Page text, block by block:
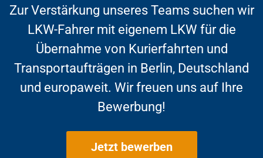
Zur Verstärkung unseres Teams suchen wir
LKW-Fahrer mit eigenem LKW für die
Übernahme von Kurierfahrten und
Transportaufträgen in Berlin, Deutschland
und europaweit. Wir freuen uns auf Ihre
Bewerbung!
Jetzt bewerben